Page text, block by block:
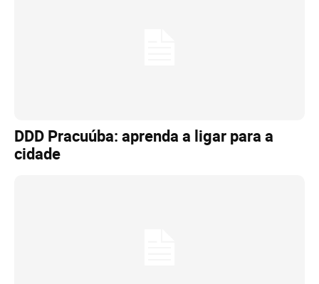
DDD Pracuúba: aprenda a ligar para a
cidade